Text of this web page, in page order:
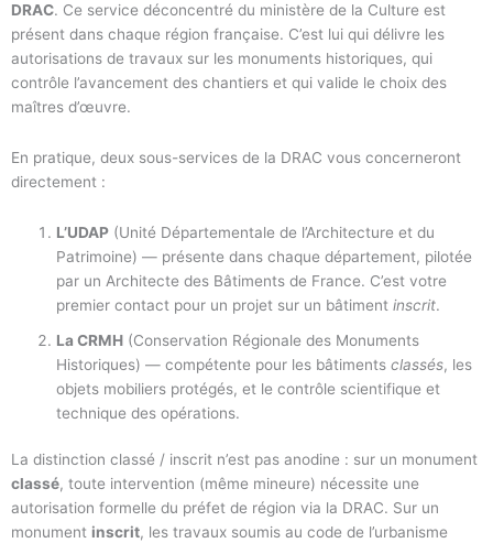
DRAC. Ce service déconcentré du ministère de la Culture est
présent dans chaque région française. C’est lui qui délivre les
autorisations de travaux sur les monuments historiques, qui
contrôle l’avancement des chantiers et qui valide le choix des
maîtres d’œuvre.
En pratique, deux sous-services de la DRAC vous concerneront
directement :
L’UDAP (Unité Départementale de l’Architecture et du
Patrimoine) — présente dans chaque département, pilotée
par un Architecte des Bâtiments de France. C’est votre
premier contact pour un projet sur un bâtimentinscrit.
La CRMH (Conservation Régionale des Monuments
Historiques) — compétente pour les bâtimentsclassés, les
objets mobiliers protégés, et le contrôle scientifique et
technique des opérations.
La distinction classé / inscrit n’est pas anodine : sur un monument
classé, toute intervention (même mineure) nécessite une
autorisation formelle du préfet de région via la DRAC. Sur un
monument inscrit, les travaux soumis au code de l’urbanisme